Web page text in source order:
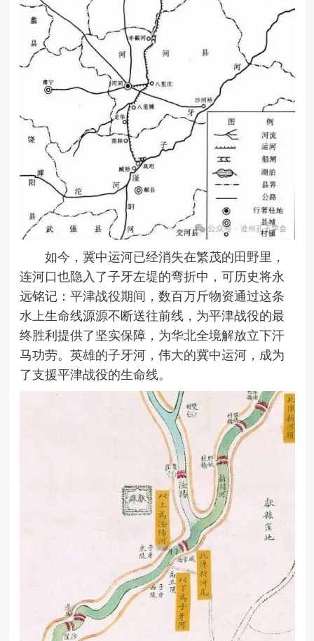
如今，冀中运河已经消失在繁茂的田野里，
连河口也隐入了子牙左堤的弯折中，可历史将永
远铭记：平津战役期间，数百万斤物资通过这条
水上生命线源源不断送往前线，为平津战役的最
终胜利提供了坚实保障，为华北全境解放立下汗
马功劳。英雄的子牙河，伟大的冀中运河，成为
了支援平津战役的生命线。